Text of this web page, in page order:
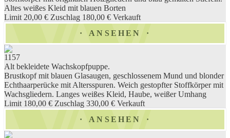
Altes weißes Kleid mit blauen Borten
Limit 20,00 € Zuschlag 180,00 € Verkauft
ANSEHEN
1157
Alt bekleidete Wachskopfpuppe.
Brustkopf mit blauen Glasaugen, geschlossenem Mund und blonder
Echthaarperücke mit Altersspuren. Weich gestopfter Stoffkörper mit
Wachsgliedern. Langes weißes Kleid, Haube, weißer Umhang
Limit 180,00 € Zuschlag 330,00 € Verkauft
ANSEHEN